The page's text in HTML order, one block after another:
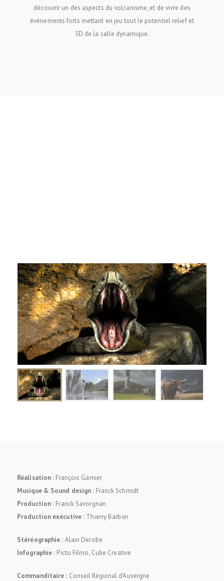
découvrir un des aspects du volcanisme, et de vivre des
événements forts mettant en jeu tout le potentiel relief et
5D de la salle dynamique.
Réalisation : François Garnier
Musique & Sound design : Franck Schmidt
Production : Franck Savorgnan
Production exécutive : Thierry Barbier
Stéréographie : Alain Derobe
Infographie : Picto Filmo, Cube Creative
Commanditaire : Conseil Régional d'Auvergne